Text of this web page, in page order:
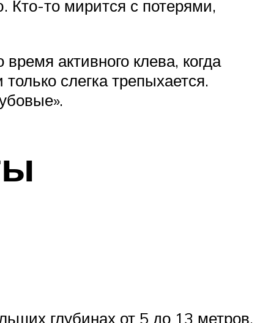
Кто-то мирится с потерями,
активного клева, когда
слегка трепыхается.
глубинах от 5 до 13 метров.